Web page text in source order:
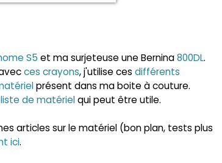
S5 et ma surjeteuse une Bernina800DL.
ces crayons, j'utilise cesdifférents
présent dans ma boite à couture.
de matérielqui peut être utile.
articles sur le matériel (bon plan, tests plus
ici.